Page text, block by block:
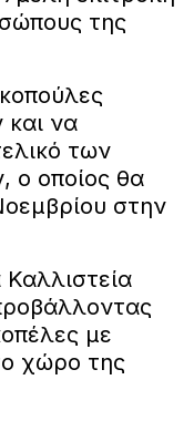
της
να
των
ο οποίος θα
στην
με
χώρο της